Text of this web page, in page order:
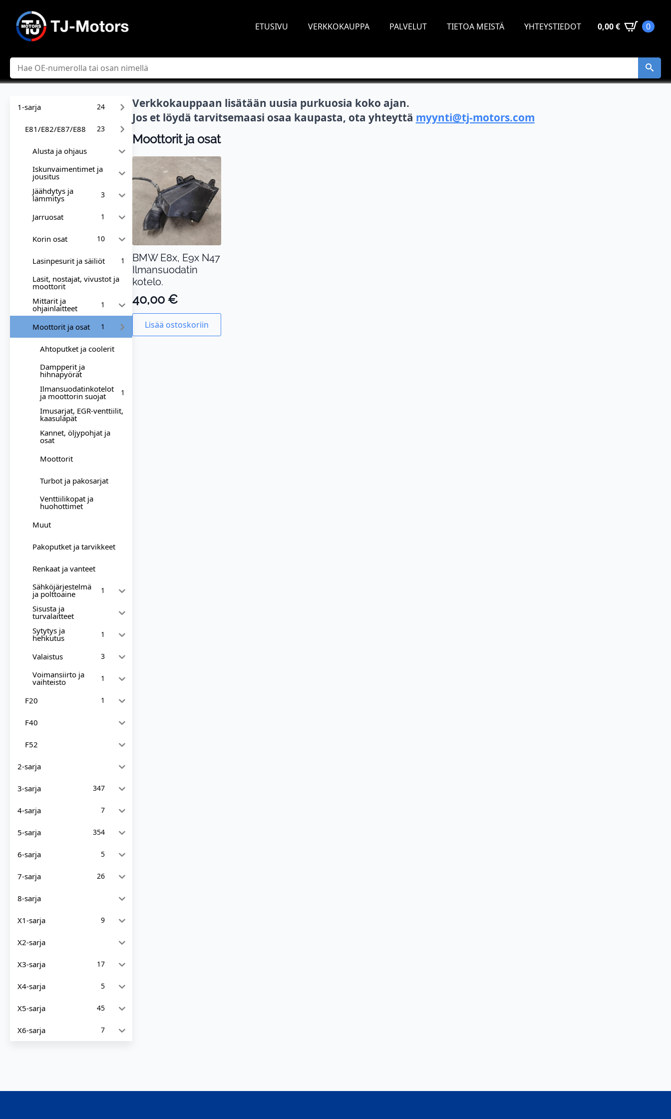
ETUSIVU VERKKOKAUPPA PALVELUT TIETOA MEISTÄ YHTEYSTIEDOT 0,00€ 0
Hae
1-sarja 24
E81/E82/E87/E88 23
Alusta ja ohjaus
Iskunvaimentimet ja
jousitus
Jäähdytys ja
lämmitys 3
Jarruosat 1
Korin osat 10
Lasinpesurit ja säiliöt 1
Lasit, nostajat, vivustot ja
moottorit
Mittarit ja
ohjainlaitteet 1
Moottorit ja osat 1
Ahtoputket ja coolerit
Dampperit ja
hihnapyörät
Ilmansuodatinkotelot
ja moottorin suojat 1
Imusarjat, EGR-venttiilit,
kaasuläpät
Kannet, öljypohjat ja
osat
Moottorit
Turbot ja pakosarjat
Venttiilikopat ja
huohottimet
Muut
Pakoputket ja tarvikkeet
Renkaat ja vanteet
Sähköjärjestelmä
ja polttoaine 1
Sisusta ja
turvalaitteet
Sytytys ja
hehkutus 1
Valaistus 3
Voimansiirto ja
vaihteisto 1
F20 1
F40
F52
2-sarja
3-sarja 347
4-sarja 7
5-sarja 354
6-sarja 5
7-sarja 26
8-sarja
X1-sarja 9
X2-sarja
X3-sarja 17
X4-sarja 5
X5-sarja 45
X6-sarja 7
Verkkokauppaan lisätään uusia purkuosia koko ajan.
Jos et löydä tarvitsemaasi osaa kaupasta, ota yhteyttä myynti@tj-motors.com
Moottorit ja osat
BMW E8x, E9x N47
Ilmansuodatin
kotelo.
40,00 €
Lisää ostoskoriin